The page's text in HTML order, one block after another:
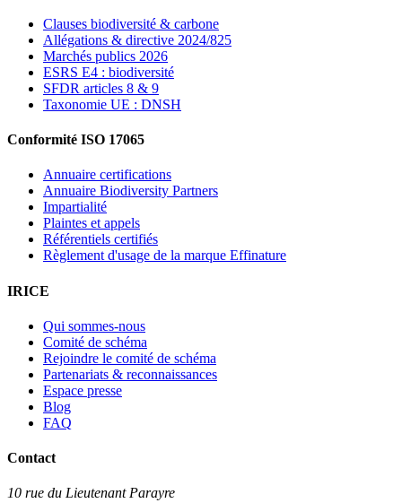
Clauses biodiversité & carbone
Allégations & directive 2024/825
Marchés publics 2026
ESRS E4 : biodiversité
SFDR articles 8 & 9
Taxonomie UE : DNSH
Conformité ISO 17065
Annuaire certifications
Annuaire Biodiversity Partners
Impartialité
Plaintes et appels
Référentiels certifiés
Règlement d'usage de la marque Effinature
IRICE
Qui sommes-nous
Comité de schéma
Rejoindre le comité de schéma
Partenariats & reconnaissances
Espace presse
Blog
FAQ
Contact
10 rue du Lieutenant Parayre